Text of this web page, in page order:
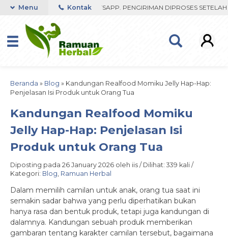
ORDER VIA WHATSAPP. PENGIRIMAN DIPROSES SETELAH
Menu Kontak
Beranda » Blog » Kandungan Realfood Momiku Jelly Hap-Hap:
Penjelasan Isi Produk untuk Orang Tua
Kandungan Realfood Momiku
Jelly Hap-Hap: Penjelasan Isi
Produk untuk Orang Tua
Diposting pada 26 January 2026 oleh iis / Dilihat: 339 kali /
Kategori: Blog, Ramuan Herbal
Dalam memilih camilan untuk anak, orang tua saat ini
semakin sadar bahwa yang perlu diperhatikan bukan
hanya rasa dan bentuk produk, tetapi juga kandungan di
dalamnya. Kandungan sebuah produk memberikan
gambaran tentang karakter camilan tersebut, bagaimana